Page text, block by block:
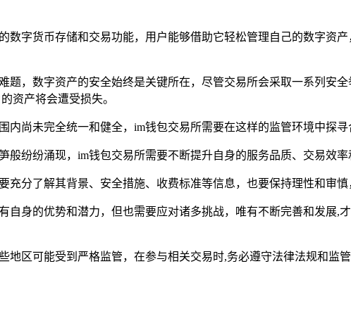
数字货币存储和交易功能，用户能够借助它轻松管理自己的数字资
题，数字资产的安全始终是关键所在，尽管交易所会采取一系列安
资产将会遭受损失。
内尚未完全统一和健全，im钱包交易所需要在这样的监管环境中探
纷纷涌现，im钱包交易所需要不断提升自身的服务品质、交易效率
充分了解其背景、安全措施、收费标准等信息，也要保持理性和审
自身的优势和潜力，但也需要应对诸多挑战，唯有不断完善和发展,
区可能受到严格监管，在参与相关交易时,务必遵守法律法规和监管